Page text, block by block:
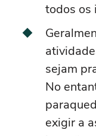
todos os
sejam
No
exigir a